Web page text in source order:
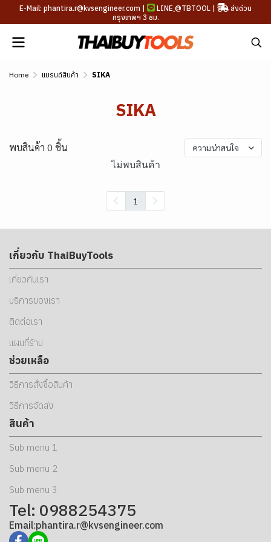
E-Mail: phantira.r@kvsengineer.com | LINE @TBTOOL |
ส่งด่วน
กรุงเทพฯ 3 ชม.
Home แบรนด์สินค้า SIKA
SIKA
พบสินค้า 0 ชิ้น ความน่าสนใจ
ไม่พบสินค้า
1
เกี่ยวกับ ThaiBuyTools
เกี่ยวกับเรา
บริการของเรา
ติดต่อเรา
แผนที่ร้าน
ช่วยเหลือ
วิธีการสั่งซื้อสินค้า
วิธีการจัดส่ง
สินค้า
Sub menu 1
Sub menu 2
Sub menu 3
Tel: 0988254375
Email:phantira.r@kvsengineer.com